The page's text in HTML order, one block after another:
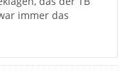
immer das